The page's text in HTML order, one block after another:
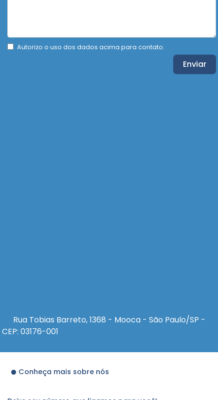
Autorizo o uso dos dados acima para contato.
Enviar
Rua Tobias Barreto, 1368 - Mooca - São Paulo/SP -
CEP: 03176-001
Conheça mais sobre nós